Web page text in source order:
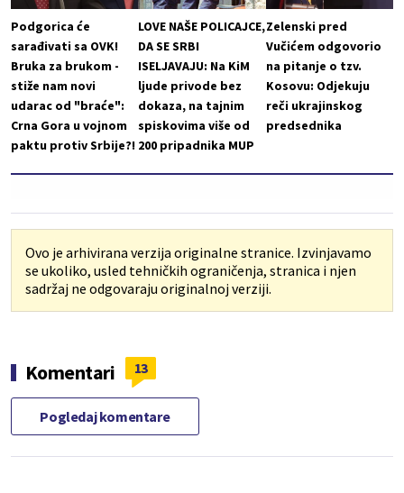
Podgorica će
sarađivati sa OVK!
Bruka za brukom -
stiže nam novi
udarac od "braće":
Crna Gora u vojnom
paktu protiv Srbije?!
LOVE NAŠE POLICAJCE,
DA SE SRBI
ISELJAVAJU: Na KiM
ljude privode bez
dokaza, na tajnim
spiskovima više od
200 pripadnika MUP
Zelenski pred
Vučićem odgovorio
na pitanje o tzv.
Kosovu: Odjekuju
reči ukrajinskog
predsednika
Ovo je arhivirana verzija originalne stranice. Izvinjavamo
se ukoliko, usled tehničkih ograničenja, stranica i njen
sadržaj ne odgovaraju originalnoj verziji.
Komentari 13
Pogledaj komentare